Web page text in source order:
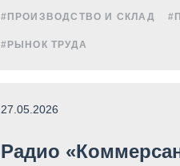
#ПРОИЗВОДСТВО И СКЛАД
#РЫНОК ТРУДА
27.05.2026
Радио